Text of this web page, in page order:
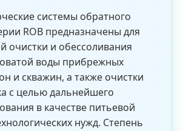
системы обратного
ROB предназначены для
очистки и обессоливания
воды прибрежных
и скважин, а также очистки
с целью дальнейшего
в качестве питьевой
нужд. Степень